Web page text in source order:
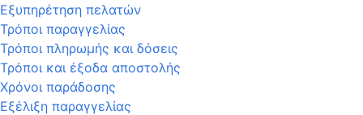
Εξυπηρέτηση πελατών
Τρόποι παραγγελίας
Τρόποι πληρωμής και δόσεις
Τρόποι και έξοδα αποστολής
Χρόνοι παράδοσης
Εξέλιξη παραγγελίας